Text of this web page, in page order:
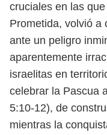
cruciales en las
Prometida, volvió a
ante un peligro
aparentemente
israelitas en
celebrar la Pascua
5:10-12), de
mientras la